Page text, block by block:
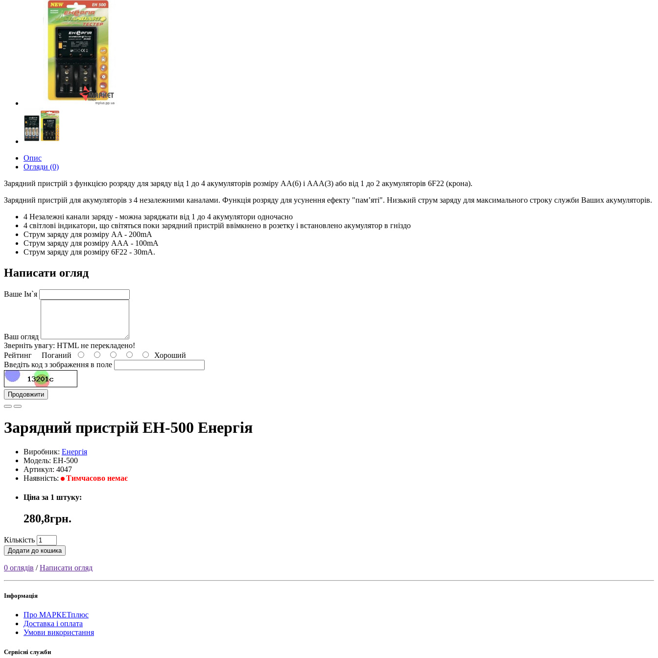
Опис
Огляди (0)
Зарядний пристрій з функцією розряду для заряду від 1 до 4 акумуляторів розміру АА(6) і ААА(3) або від 1 до 2 акумуляторів 6F22 (крона).
Зарядний пристрій для акумуляторів з 4 незалежними каналами. Функція розряду для усунення ефекту "пам’яті". Низький струм заряду для максимального строку служби Ваших акумуляторів.
4 Незалежні канали заряду - можна заряджати від 1 до 4 акумулятори одночасно
4 світлові індикатори, що світяться поки зарядний пристрій ввімкнено в розетку і встановлено акумулятор в гніздо
Струм заряду для розміру АA - 200mA
Струм заряду для розміру ААА - 100mA
Струм заряду для розміру 6F22 - 30mA.
Написати огляд
Ваше Ім`я
Ваш огляд
Зверніть увагу: HTML не перекладено!
Рейтинг Поганий
Хороший
Введіть код з зображення в поле
Продовжити
Зарядний пристрій ЕН-500 Eнергія
Виробник: Енергія
Модель: ЕН-500
Артикул: 4047
Наявність:
Тимчасово немає
Ціна за 1 штуку:
280,8грн.
Кількість
Додати до кошика
0 оглядів /Написати огляд
Інформація
Про МАРКЕТплюс
Доставка і оплата
Умови використання
Сервісні служби